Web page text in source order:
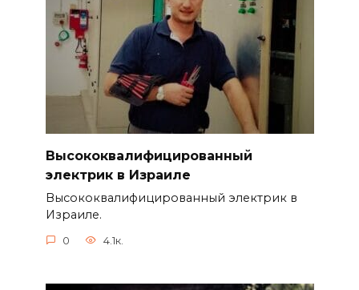
Высококвалифицированный
электрик в Израиле
Высококвалифицированный электрик в
Израиле.
0 4.1к.